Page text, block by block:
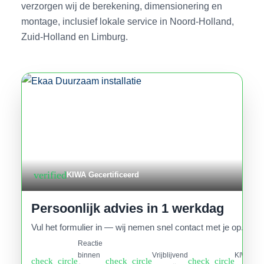
verzorgen wij de berekening, dimensionering en
montage, inclusief lokale service in Noord-Holland,
Zuid-Holland en Limburg.
verifiedKIWA Gecertificeerd
Persoonlijk advies in 1 werkdag
Vul het formulier in — wij nemen snel contact met je op.
check_circle
Reactie
binnen
check_circle
Vrijblijvend
check_circle
KIWA